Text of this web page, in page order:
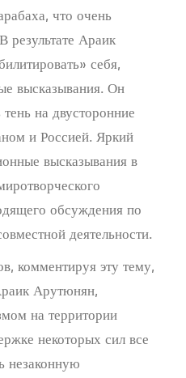
что очень
результате Араик
себя,
высказывания. Он
на двусторонние
и Россией. Яркий
высказывания в
обсуждения по
деятельности.
комментируя эту тему,
Арутюнян,
на территории
некоторых сил все
незаконную